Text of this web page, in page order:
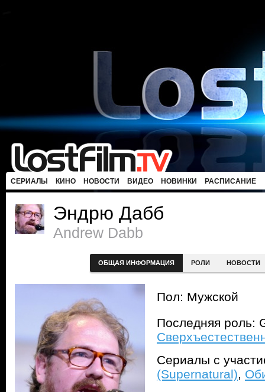
СЕРИАЛЫ КИНО НОВОСТИ ВИДЕО НОВИНКИ РАСПИСАНИЕ
Эндрю Дабб
Andrew Dabb
ОБЩАЯ ИНФОРМАЦИЯ РОЛИ НОВОСТИ
Пол: Мужской
Последняя роль:
Сериалы с
(Supernatural),